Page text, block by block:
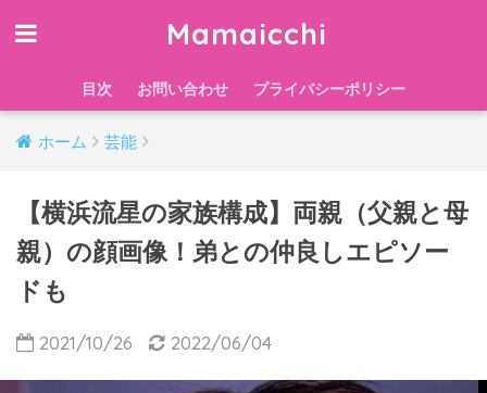
Mamaicchi
目次 お問い合わせ プライバシーポリシー
ホーム 芸能
【横浜流星の家族構成】両親（父親と母
親）の顔画像！弟との仲良しエピソー
ドも
2021/10/26 2022/06/04